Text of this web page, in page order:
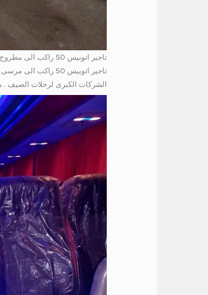
تاجير اتوبيس 50 راكب الى مطروح / ايجار اتوبيس مرسيدس الى مطروح
الشركات الكبرى لرحلات الصيف . مع